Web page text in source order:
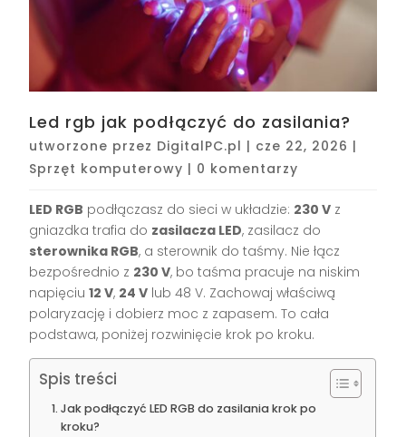
Led rgb jak podłączyć do zasilania?
utworzone przez DigitalPC.pl | cze 22, 2026 |
Sprzęt komputerowy | 0 komentarzy
LED RGB podłączasz do sieci w układzie: 230 V z
gniazdka trafia do zasilacza LED, zasilacz do
sterownika RGB, a sterownik do taśmy. Nie łącz
bezpośrednio z 230 V, bo taśma pracuje na niskim
napięciu12 V, 24 V lub 48 V. Zachowaj właściwą
polaryzację i dobierz moc z zapasem. To cała
podstawa, poniżej rozwinięcie krok po kroku.
Spis treści
Jak podłączyć LED RGB do zasilania krok po
kroku?